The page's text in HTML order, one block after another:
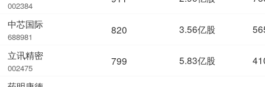
002384
中芯国际
688981
立讯精密
002475
820 3.56亿股
799 5.83亿股